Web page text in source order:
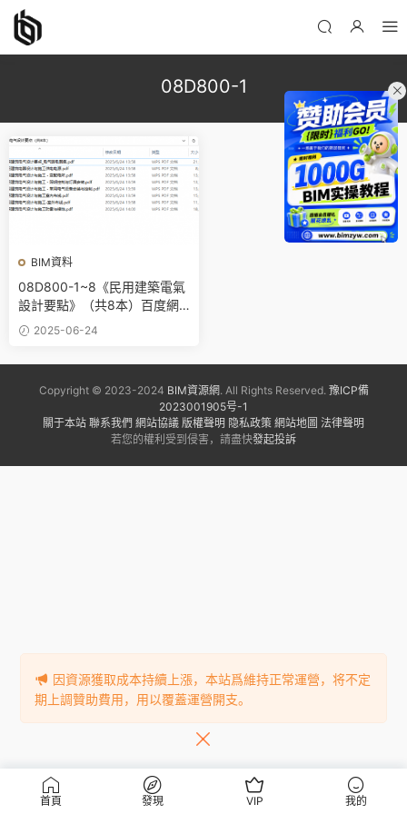
08D800-1
BIM資料
08D800-1~8《民用建築電氣
設計要點》（共8本）百度網
盤PDF下載08D800-2、08D8
00-3、08D800-4、08D800
2025-06-24
Copyright © 2023-2024 BIM資源網. All Rights Reserved. 豫ICP備
2023001905号-1
關于本站 聯系我們 網站協議 版權聲明 隐私政策 網站地圖 法律聲明
若您的權利受到侵害，請盡快發起投訴
首頁 發現 VIP 我的
因資源獲取成本持續上漲，本站爲維持正常運營，将不定
期上調贊助費用，用以覆蓋運營開支。